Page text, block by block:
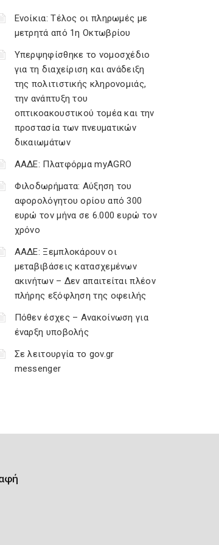
Ενοίκια: Τέλος οι πληρωμές με
μετρητά από 1η Οκτωβρίου
Υπερψηφίσθηκε το νομοσχέδιο
για τη διαχείριση και ανάδειξη
της πολιτιστικής κληρονομιάς,
την ανάπτυξη του
οπτικοακουστικού τομέα και την
προστασία των πνευματικών
δικαιωμάτων
ΑΑΔΕ: Πλατφόρμα myAGRO
Φιλοδωρήματα: Αύξηση του
αφορολόγητου ορίου από 300
ευρώ τον μήνα σε 6.000 ευρώ τον
χρόνο
ΑΑΔΕ: Ξεμπλοκάρουν οι
μεταβιβάσεις κατασχεμένων
ακινήτων – Δεν απαιτείται πλέον
πλήρης εξόφληση της οφειλής
Πόθεν έσχες – Ανακοίνωση για
έναρξη υποβολής
Σε λειτουργία το gov.gr
messenger